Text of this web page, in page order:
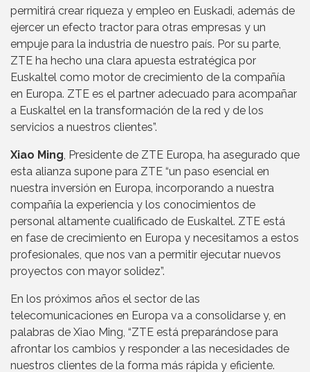
permitirá crear riqueza y empleo en Euskadi, además de
ejercer un efecto tractor para otras empresas y un
empuje para la industria de nuestro país. Por su parte,
ZTE ha hecho una clara apuesta estratégica por
Euskaltel como motor de crecimiento de la compañía
en Europa. ZTE es el partner adecuado para acompañar
a Euskaltel en la transformación de la red y de los
servicios a nuestros clientes”.
Xiao Ming, Presidente de ZTE Europa, ha asegurado que
esta alianza supone para ZTE “un paso esencial en
nuestra inversión en Europa, incorporando a nuestra
compañía la experiencia y los conocimientos de
personal altamente cualificado de Euskaltel. ZTE está
en fase de crecimiento en Europa y necesitamos a estos
profesionales, que nos van a permitir ejecutar nuevos
proyectos con mayor solidez”.
En los próximos años el sector de las
telecomunicaciones en Europa va a consolidarse y, en
palabras de Xiao Ming, “ZTE está preparándose para
afrontar los cambios y responder a las necesidades de
nuestros clientes de la forma más rápida y eficiente.